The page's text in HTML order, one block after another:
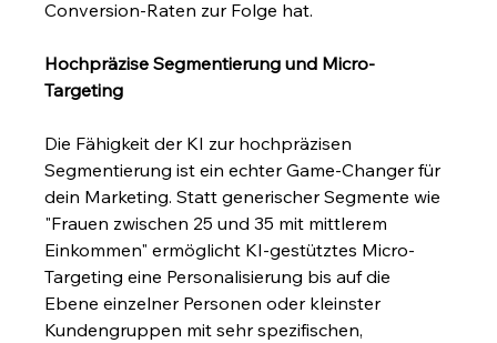
Conversion-Raten zur Folge hat.
Hochpräzise Segmentierung und Micro-
Targeting
Die Fähigkeit der KI zur hochpräzisen
Segmentierung ist ein echter Game-Changer für
dein Marketing. Statt generischer Segmente wie
"Frauen zwischen 25 und 35 mit mittlerem
Einkommen" ermöglicht KI-gestütztes Micro-
Targeting eine Personalisierung bis auf die
Ebene einzelner Personen oder kleinster
Kundengruppen mit sehr spezifischen,